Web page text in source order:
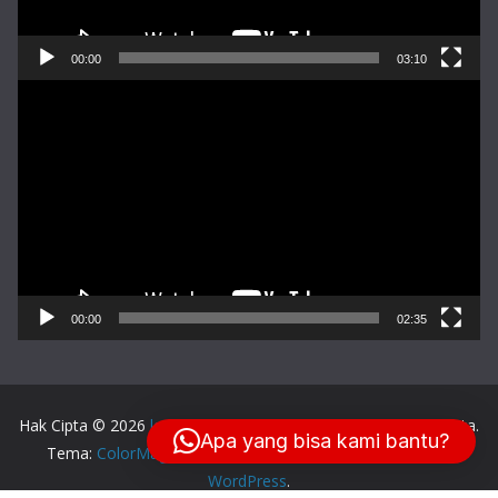
00:00 03:10
00:00 02:35
Hak Cipta © 2026lensa-balikpapan.com. Keseluruhan Hak Cipta.
Tema: ColorMag
oleh ThemeGrill. Dipersembahkan oleh
WordPress.
Apa yang bisa kami bantu?